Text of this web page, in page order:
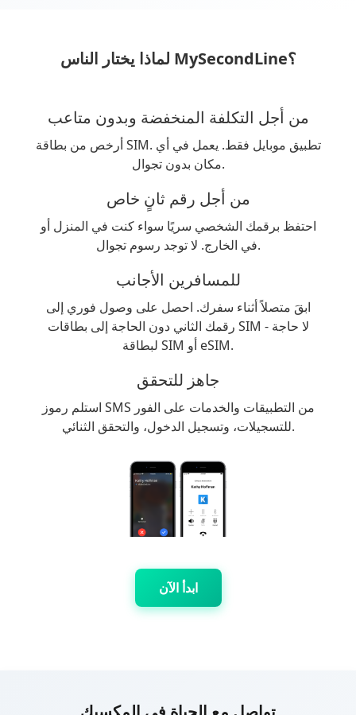
لماذا يختار الناس MySecondLine؟
من أجل التكلفة المنخفضة وبدون متاعب
أرخص من بطاقة SIM. تطبيق موبايل فقط. يعمل في أي
مكان بدون تجوال.
من أجل رقم ثانٍ خاص
احتفظ برقمك الشخصي سريًا سواء كنت في المنزل أو
في الخارج. لا توجد رسوم تجوال.
للمسافرين الأجانب
ابقَ متصلاً أثناء سفرك. احصل على وصول فوري إلى
رقمك الثاني دون الحاجة إلى بطاقات SIM - لا حاجة
لبطاقة SIM أو eSIM.
جاهز للتحقق
استلم رموز SMS من التطبيقات والخدمات على الفور
للتسجيلات، وتسجيل الدخول، والتحقق الثنائي.
ابدأ الآن